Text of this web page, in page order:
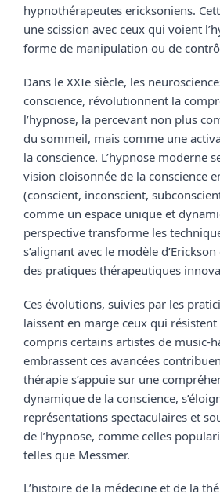
hypnothérapeutes ericksoniens.
une scission avec ceux qui voient
forme de manipulation ou de
Dans le XXIe siècle, les
conscience, révolutionnent la
l’hypnose, la percevant non plus
du sommeil, mais comme une
la conscience. L’hypnose moderne
vision cloisonnée de la conscience
(conscient, inconscient,
comme un espace unique et
perspective transforme les
s’alignant avec le modèle
des pratiques thérapeutiques
Ces évolutions, suivies par les
laissent en marge ceux qui
compris certains artistes de music-
embrassent ces avancées
thérapie s’appuie sur une
dynamique de la conscience,
représentations spectaculaires et
de l’hypnose, comme celles
telles que Messmer.
L’histoire de la médecine et de la